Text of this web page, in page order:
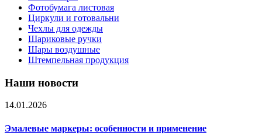
Фотобумага листовая
Циркули и готовальни
Чехлы для одежды
Шариковые ручки
Шары воздушные
Штемпельная продукция
Наши новости
14.01.2026
Эмалевые маркеры: особенности и применение